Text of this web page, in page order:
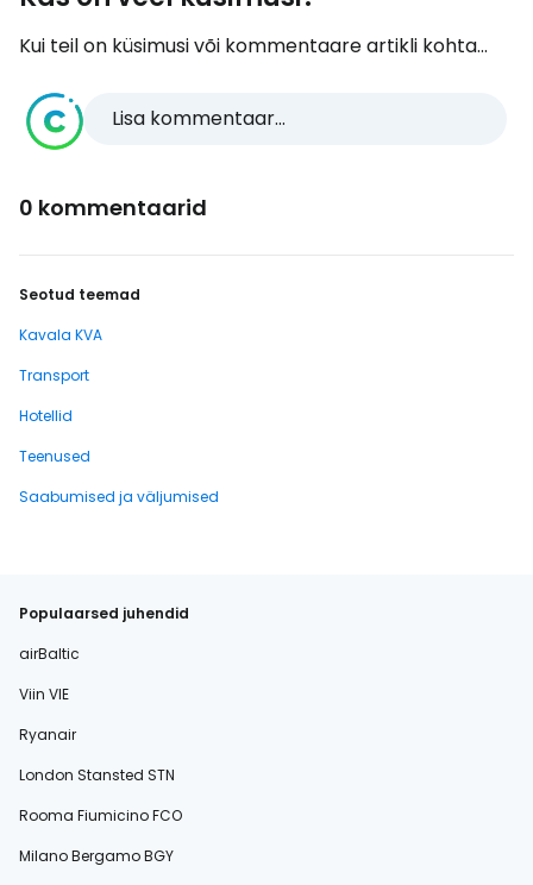
Kui teil on küsimusi või kommentaare artikli kohta...
Lisa kommentaar...
0 kommentaarid
Seotud teemad
Kavala KVA
Transport
Hotellid
Teenused
Saabumised ja väljumised
Populaarsed juhendid
airBaltic
Viin VIE
Ryanair
London Stansted STN
Rooma Fiumicino FCO
Milano Bergamo BGY